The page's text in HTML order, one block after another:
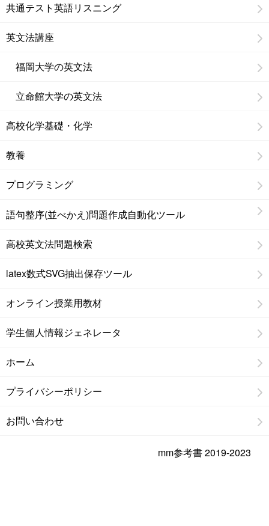
共通テスト英語リスニング
英文法講座
福岡大学の英文法
立命館大学の英文法
高校化学基礎・化学
教養
プログラミング
語句整序(並べかえ)問題作成自動化ツール
高校英文法問題検索
latex数式SVG抽出保存ツール
オンライン授業用教材
学生個人情報ジェネレータ
ホーム
プライバシーポリシー
お問い合わせ
mm参考書 2019-2023